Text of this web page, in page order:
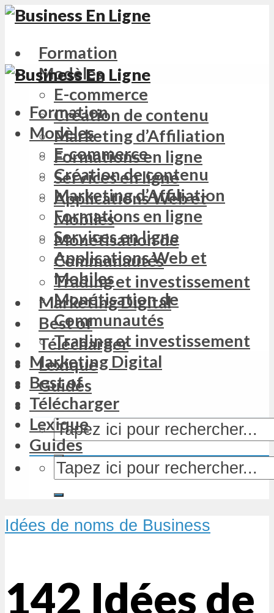
Formation
Modèles
E-commerce
Création de contenu
Marketing d’Affiliation
Formations en ligne
Services en ligne
Applications Web et
Mobiles
Monétisation de
Communautés
Trading et investissement
Marketing Digital
Best of
Télécharger
Lexique
Guides
Formation
Modèles
E-commerce
Création de contenu
Marketing d’Affiliation
Formations en ligne
Services en ligne
Applications Web et
Mobiles
Monétisation de
Communautés
Trading et investissement
Marketing Digital
Best of
Télécharger
Lexique
Guides
Idées de noms de Business
142 Idées de